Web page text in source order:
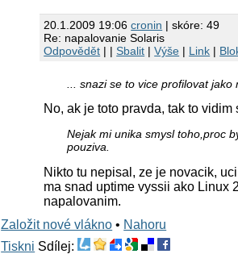
20.1.2009 19:06cronin | skóre: 49
Re: napalovanie Solaris
Odpovědět | |Sbalit |Výše | Link |
... snazi se to vice profilovat jako
No, ak je toto pravda, tak to
Nejak mi unika smysl toho,proc
pouziva.
Nikto tu nepisal, ze je novacik,
ma snad uptime vyssii ako Linux
napalovanim.
Založit nové vlákno • Nahoru
Tiskni Sdílej: